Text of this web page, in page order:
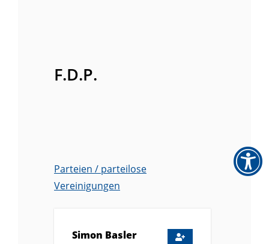
F.D.P.
Simon Basler
Parteien / parteilose
Vereinigungen